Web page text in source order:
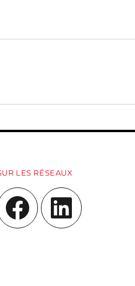
LES RÉSEAUX
Facebook LinkedIn